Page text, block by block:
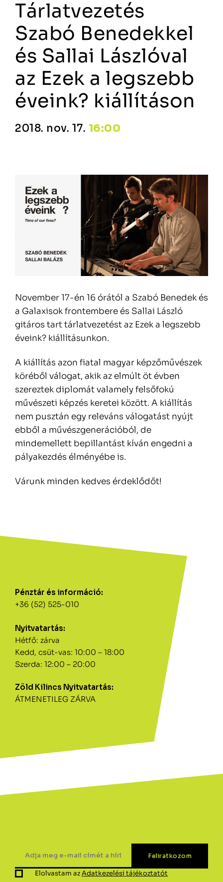
Pénztár és információ:
+36 (52) 525-010
Nyitvatartás:
Hétfő: zárva
Kedd, csüt-vas: 10:00 – 18:00
Szerda: 12:00 – 20:00
Zöld Kilincs Nyitvatartás:
ÁTMENETILEG ZÁRVA
Tárlatvezetés
Szabó Benedekkel
és Sallai Lászlóval
az Ezek a legszebb
éveink? kiállításon
2018. nov. 17. 16:00
November 17-én 16 órától a Szabó Benedek és
a Galaxisok frontembere és Sallai László
gitáros tart tárlatvezetést az Ezek a legszebb
éveink? kiállításunkon.
A kiállítás azon fiatal magyar képzőművészek
köréből válogat, akik az elmúlt öt évben
szereztek diplomát valamely felsőfokú
művészeti képzés keretei között. A kiállítás
nem pusztán egy releváns válogatást nyújt
ebből a művészgenerációból, de
mindemellett bepillantást kíván engedni a
pályakezdés élményébe is.
Várunk minden kedves érdeklődőt!
Elolvastam azAdatkezelési tájékoztatót